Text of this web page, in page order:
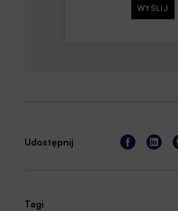
Udostępnij
Tagi